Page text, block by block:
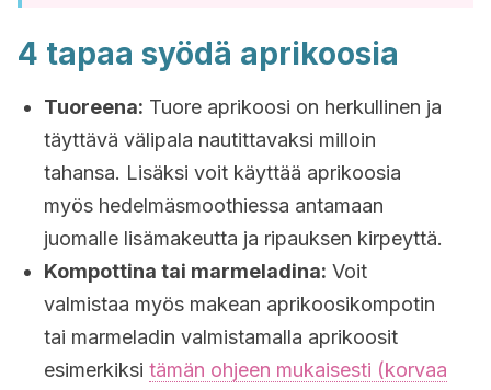
4 tapaa syödä aprikoosia
Tuoreena: Tuore aprikoosi on herkullinen ja
täyttävä välipala nautittavaksi milloin
tahansa. Lisäksi voit käyttää aprikoosia
myös hedelmäsmoothiessa antamaan
juomalle lisämakeutta ja ripauksen kirpeyttä.
Kompottina tai marmeladina: Voit
valmistaa myös makean aprikoosikompotin
tai marmeladin valmistamalla aprikoosit
esimerkiksi tämän ohjeen mukaisesti (korvaa